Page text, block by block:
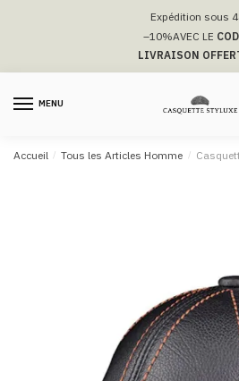
navigation
Expédition sous
–10%AVEC LE
LIVRAISON
MENU
Accueil / Tous les Articles Homme /